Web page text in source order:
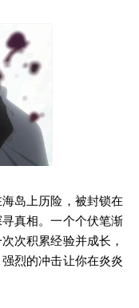
岛上历险，被封锁在
真相。一个个伏笔渐
次积累经验并成长，
烈的冲击让你在炎炎